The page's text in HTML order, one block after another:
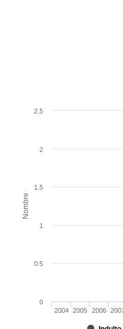
Nombre
2004 2005 2006
0
0.5
1
1.5
2
2.5